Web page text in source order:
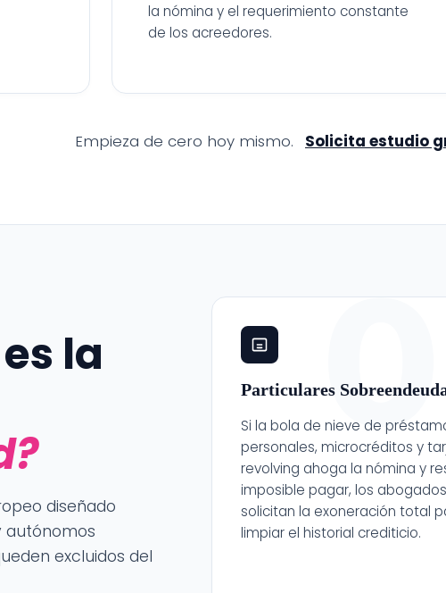
la nómina y el requerimiento constante
de los acreedores.
Empieza de cero hoy mismo. Solicita estudio
la
diseñado
autónomos
excluidos del
Particulares
Si la bola de nieve de
personales, microcréditos y
revolving ahoga la nómina y
imposible pagar, los abogados
solicitan la exoneración total
limpiar el historial crediticio.